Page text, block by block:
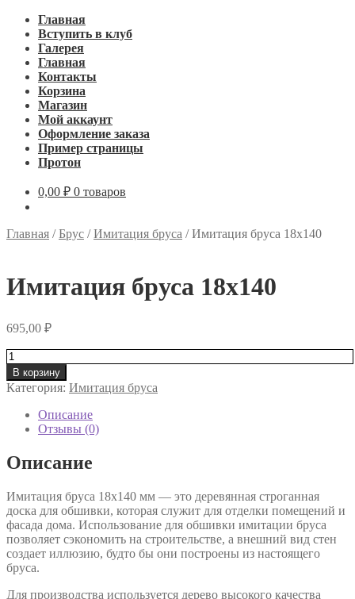
Главная
Вступить в клуб
Галерея
Главная
Контакты
Корзина
Магазин
Мой аккаунт
Оформление заказа
Пример страницы
Протон
0,00 ₽ 0 товаров
Главная /Брус /Имитация бруса /Имитация бруса 18х140
Имитация бруса 18х140
695,00 ₽
Количество
товара
Имитация
18х140
В корзину
Категория: Имитация бруса
Описание
Отзывы (0)
Описание
Имитация бруса 18х140 мм — это деревянная строганная
доска для обшивки, которая служит для отделки помещений и
фасада дома. Использование для обшивки имитации бруса
позволяет сэкономить на строительстве, а внешний вид стен
создает иллюзию, будто бы они построены из настоящего
бруса.
Для производства используется дерево высокого качества